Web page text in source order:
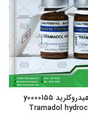
ترامادول هیدروکلرید y0000155
Tramadol